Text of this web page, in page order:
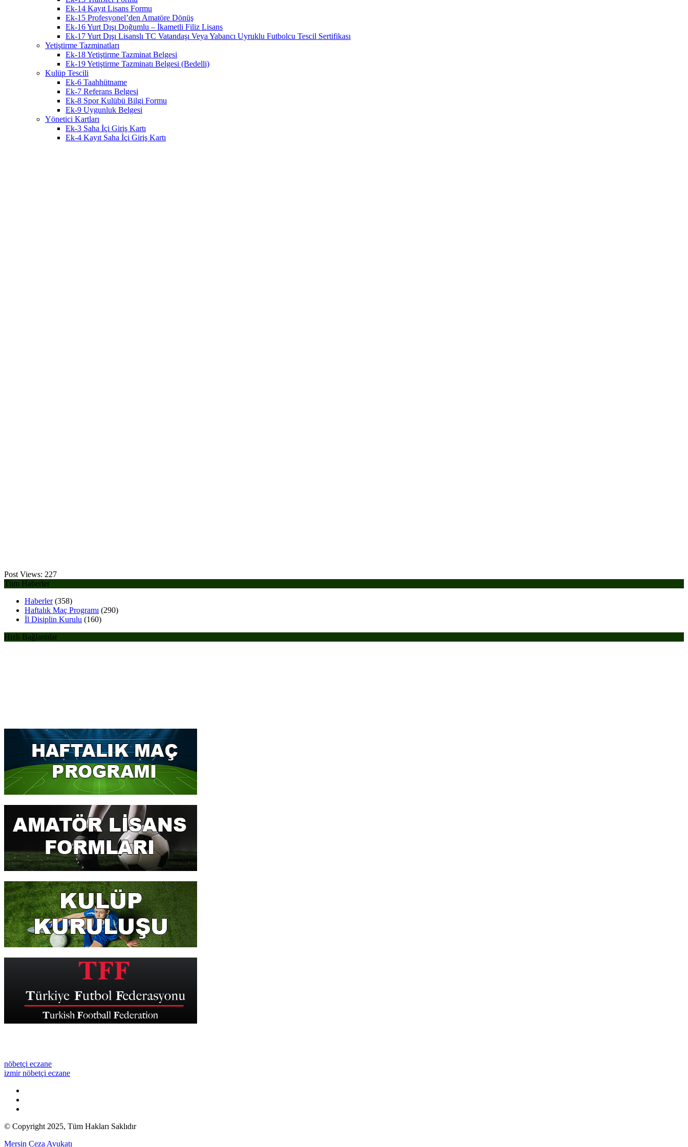
Ek-14 Kayıt Lisans Formu
Ek-15 Profesyonel’den Amatöre Dönüş
Ek-16 Yurt Dışı Doğumlu – İkametli Filiz Lisans
Ek-17 Yurt Dışı Lisanslı TC Vatandaşı Veya Yabancı Uyruklu Futbolcu Tescil Sertifikası
Yetiştirme Tazminatları
Ek-18 Yetiştirme Tazminat Belgesi
Ek-19 Yetiştirme Tazminatı Belgesi (Bedelli)
Kulüp Tescili
Ek-6 Taahhütname
Ek-7 Referans Belgesi
Ek-8 Spor Kulübü Bilgi Formu
Ek-9 Uygunluk Belgesi
Yönetici Kartları
Ek-3 Saha İçi Giriş Kartı
Ek-4 Kayıt Saha İçi Giriş Kartı
Post Views: 227
Tüm Haberler
Haberler(358)
Haftalık Maç Programı (290)
İl Disiplin Kurulu (160)
Hızlı Bağlantılar
nöbetçi eczane
izmir nöbetçi eczane
© Copyright 2025, Tüm Hakları Saklıdır
Mersin Ceza Avukatı